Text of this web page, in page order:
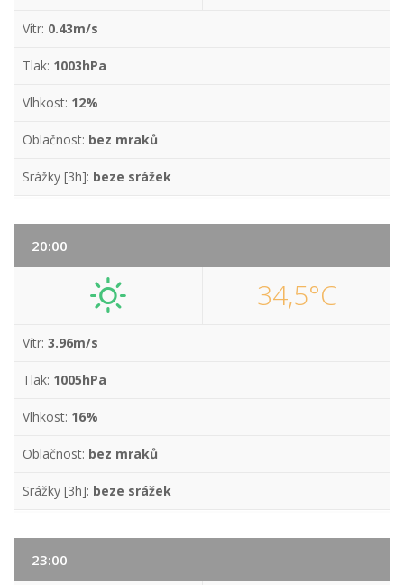
Vítr: 0.43m/s
Tlak: 1003hPa
Vlhkost: 12%
Oblačnost: bez mraků
Srážky [3h]: beze srážek
20:00
34,5°C
Vítr: 3.96m/s
Tlak: 1005hPa
Vlhkost: 16%
Oblačnost: bez mraků
Srážky [3h]: beze srážek
23:00